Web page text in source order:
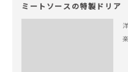
ミートソースの特製ドリア